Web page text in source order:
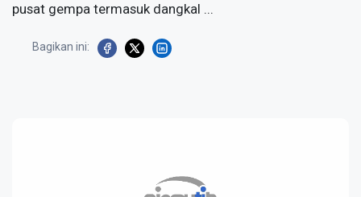
pusat gempa termasuk dangkal ...
Bagikan ini: